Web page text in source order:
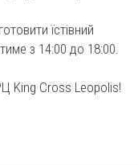
їстівний
з 14:00 до 18:00.
King Cross Leopolis!